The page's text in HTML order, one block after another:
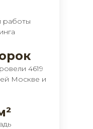
работы
4619
Москве и